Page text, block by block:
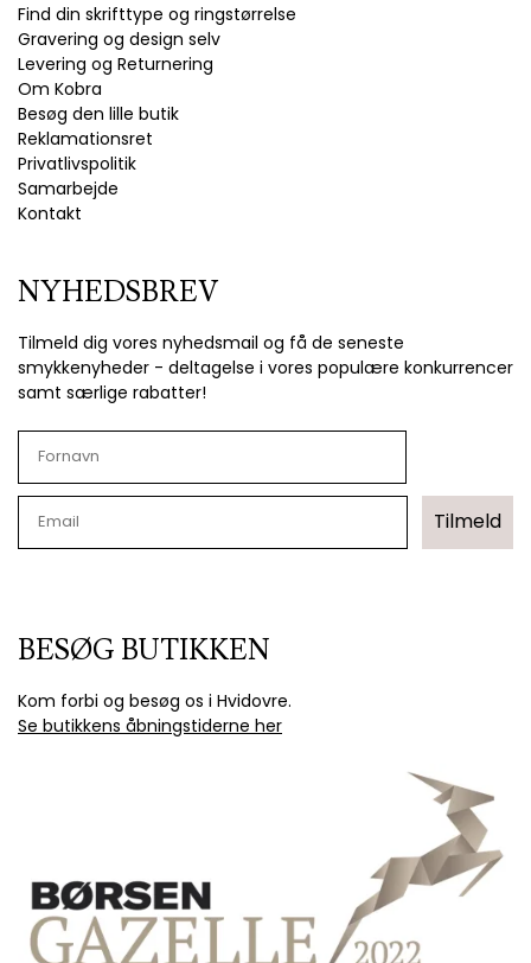
Find din skrifttype og ringstørrelse
Gravering og design selv
Levering og Returnering
Om Kobra
Besøg den lille butik
Reklamationsret
Privatlivspolitik
Samarbejde
Kontakt
NYHEDSBREV
Tilmeld dig vores nyhedsmail og få de seneste
smykkenyheder - deltagelse i vores populære konkurrencer
samt særlige rabatter!
Tilmeld
BESØG BUTIKKEN
Kom forbi og besøg os i Hvidovre.
Se butikkens åbningstiderne her